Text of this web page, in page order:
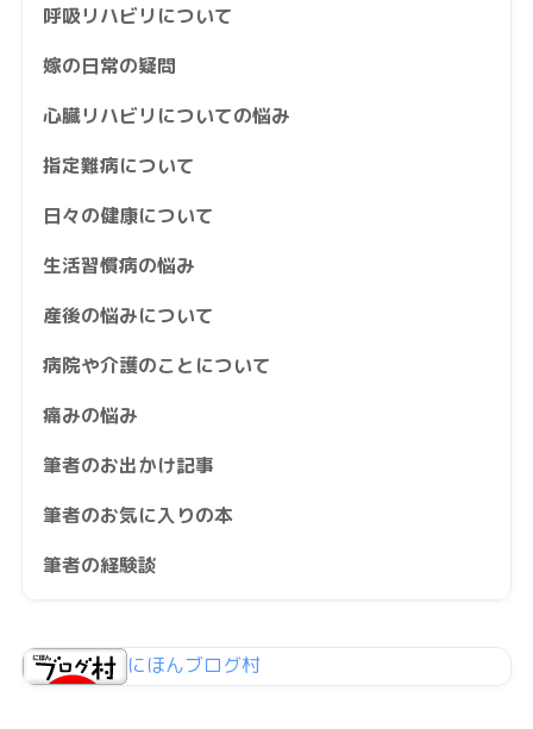
呼吸リハビリについて
嫁の日常の疑問
心臓リハビリについての悩み
指定難病について
日々の健康について
生活習慣病の悩み
産後の悩みについて
病院や介護のことについて
痛みの悩み
筆者のお出かけ記事
筆者のお気に入りの本
筆者の経験談
にほんブログ村